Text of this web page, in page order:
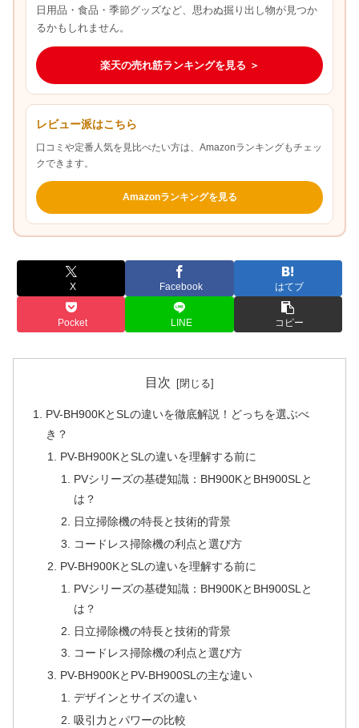
日用品・食品・季節グッズなど、思わぬ掘り出し物が見つか
るかもしれません。
楽天の売れ筋ランキングを見る ＞
レビュー派はこちら
口コミや定番人気を見比べたい方は、Amazonランキングもチェッ
クできます。
Amazonランキングを見る
X Facebook はてブ
Pocket LINE コピー
目次
PV-BH900KとSLの違いを徹底解説！どっちを選ぶべ
き？
PV-BH900KとSLの違いを理解する前に
PVシリーズの基礎知識：BH900KとBH900SLと
は？
日立掃除機の特長と技術的背景
コードレス掃除機の利点と選び方
PV-BH900KとSLの違いを理解する前に
PVシリーズの基礎知識：BH900KとBH900SLと
は？
日立掃除機の特長と技術的背景
コードレス掃除機の利点と選び方
PV-BH900KとPV-BH900SLの主な違い
デザインとサイズの違い
吸引力とパワーの比較